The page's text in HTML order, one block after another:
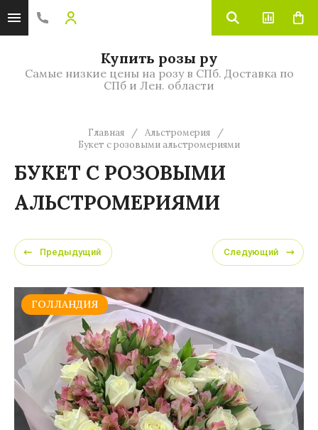
Купить розы ру
Самые низкие цены на розу в СПб. Доставка по
СПб и Лен. области
Главная / Альстромерия
/
Букет с розовыми альстромериями
БУКЕТ С РОЗОВЫМИ
АЛЬСТРОМЕРИЯМИ
Предыдущий Следующий
ГОЛЛАНДИЯ